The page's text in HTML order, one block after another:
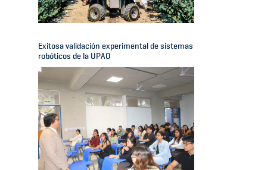
Exitosa validación experimental de sistemas
robóticos de la UPAO